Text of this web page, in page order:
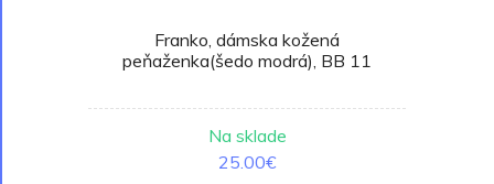
Franko, dámska kožená
peňaženka(šedo modrá), BB 11
Na sklade
25.00€